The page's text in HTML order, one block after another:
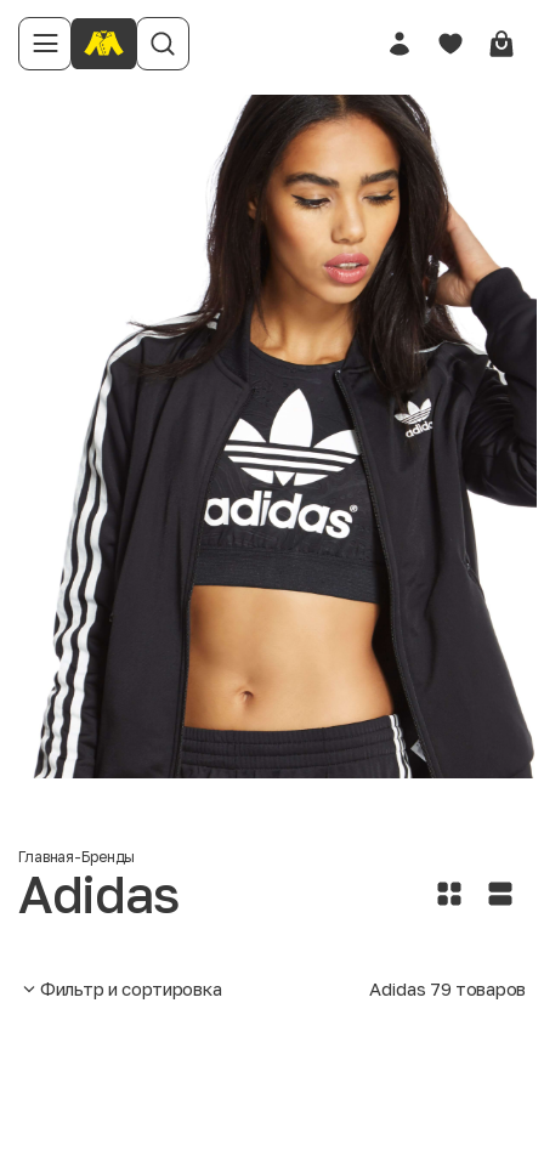
Главная-Бренды
Adidas
Фильтр и сортировка Adidas 79 товаров